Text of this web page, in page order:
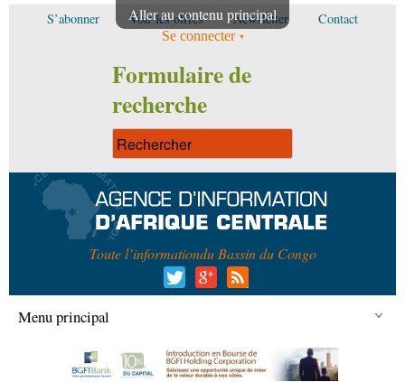
Aller au contenu principal
S’abonner Voir les offres Newsletter Contact
Se connecter
Formulaire de
recherche
Toute l’informationdu Bassin du Congo
Menu principal